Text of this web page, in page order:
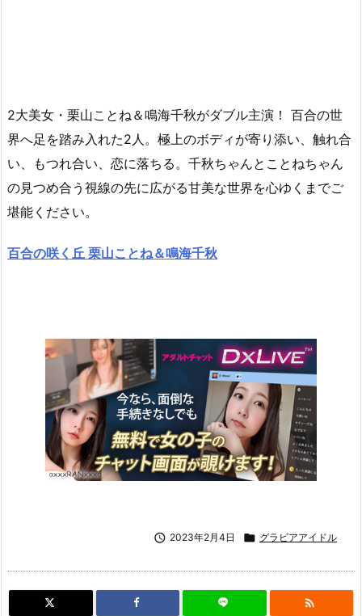
2大美女・栗山ことね＆鳴海千秋がダブル主演！ 百合の世
界へ足を踏み入れた2人。極上のボディが寄り添い、触れ合
い、もつれ合い、恋に落ちる。千秋ちゃんとことねちゃん
の見つめ合う視線の先に広がる甘美な世界を心ゆくまでご
堪能ください。
百合の咲く丘 栗山ことね＆鳴海千秋
 2023年2月4日  グラビアアイドル
